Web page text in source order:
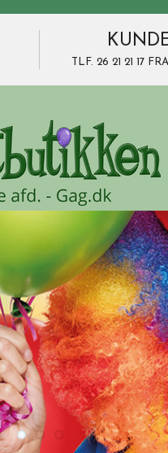
TLF. 26 21 21 17